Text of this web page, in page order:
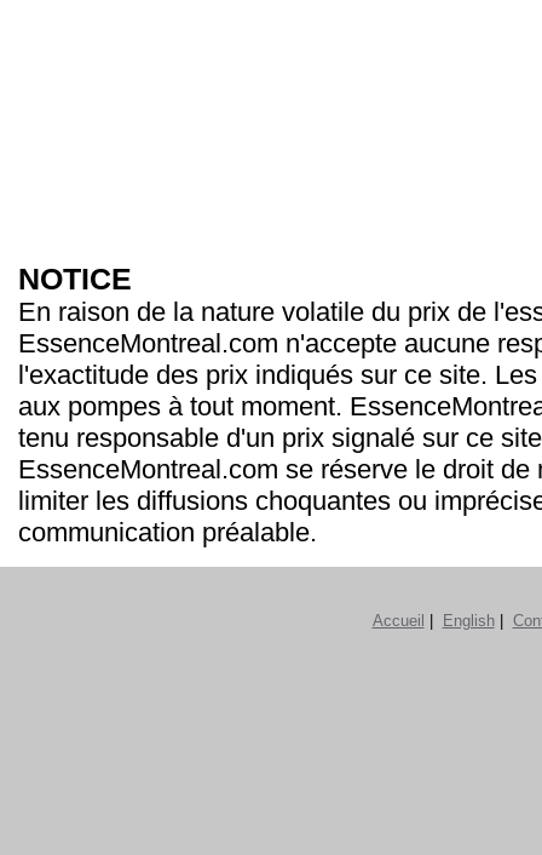
NOTICE
En raison de la nature volatile du prix de
EssenceMontreal.com n'accepte aucune
l'exactitude des prix indiqués sur ce site.
aux pompes à tout moment.
tenu responsable d'un prix signalé sur ce
EssenceMontreal.com se réserve le droit de
limiter les diffusions choquantes ou
communication préalable.
Accueil English|